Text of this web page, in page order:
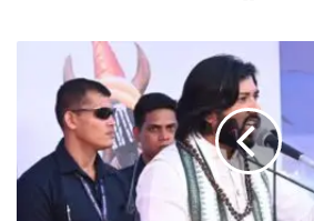
छत्तीसगढ़
स्थापना
दिवस
अवसर
पर
मोहला